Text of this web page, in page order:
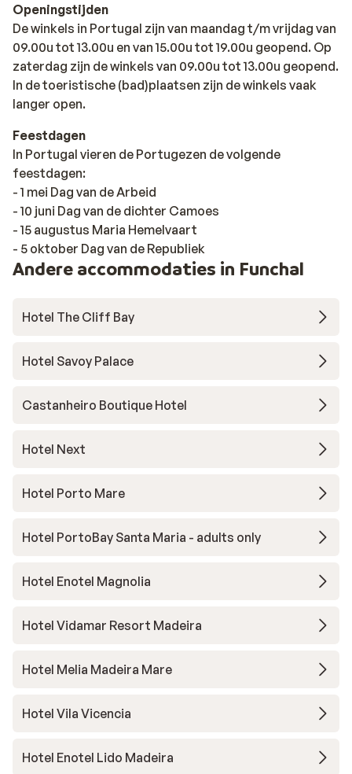
Openingstijden
De winkels in Portugal zijn van maandag t/m vrijdag van
09.00u tot 13.00u en van 15.00u tot 19.00u geopend. Op
zaterdag zijn de winkels van 09.00u tot 13.00u geopend.
In de toeristische (bad)plaatsen zijn de winkels vaak
langer open.
Feestdagen
In Portugal vieren de Portugezen de volgende
feestdagen:
- 1 mei Dag van de Arbeid
- 10 juni Dag van de dichter Camoes
- 15 augustus Maria Hemelvaart
- 5 oktober Dag van de Republiek
Andere accommodaties in Funchal
Hotel The Cliff Bay
Hotel Savoy Palace
Castanheiro Boutique Hotel
Hotel Next
Hotel Porto Mare
Hotel PortoBay Santa Maria - adults only
Hotel Enotel Magnolia
Hotel Vidamar Resort Madeira
Hotel Melia Madeira Mare
Hotel Vila Vicencia
Hotel Enotel Lido Madeira